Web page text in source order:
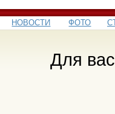
НОВОСТИ ФОТО
Для вас